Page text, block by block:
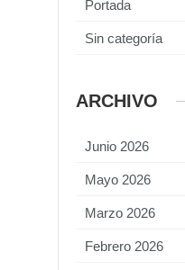
Portada
Sin categoría
ARCHIVO
Junio 2026
Mayo 2026
Marzo 2026
Febrero 2026